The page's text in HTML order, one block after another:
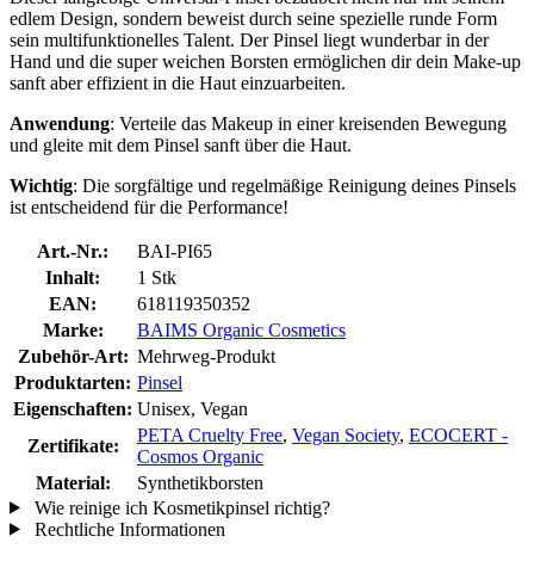
edlem Design, sondern beweist durch seine spezielle runde Form
sein multifunktionelles Talent. Der Pinsel liegt wunderbar in der
Hand und die super weichen Borsten ermöglichen dir dein Make-up
sanft aber effizient in die Haut einzuarbeiten.
Anwendung: Verteile das Makeup in einer kreisenden Bewegung
und gleite mit dem Pinsel sanft über die Haut.
Wichtig: Die sorgfältige und regelmäßige Reinigung deines Pinsels
ist entscheidend für die Performance!
Art.-Nr.:
BAI-PI65
Inhalt:
1 Stk
EAN:
618119350352
Marke:
BAIMS Organic Cosmetics
Zubehör-Art: Mehrweg-Produkt
Produktarten: Pinsel
Eigenschaften: Unisex, Vegan
Zertifikate:
PETA Cruelty Free, Vegan Society, ECOCERT -
Cosmos Organic
Material:
Synthetikborsten
Wie reinige ich Kosmetikpinsel richtig?
Rechtliche Informationen